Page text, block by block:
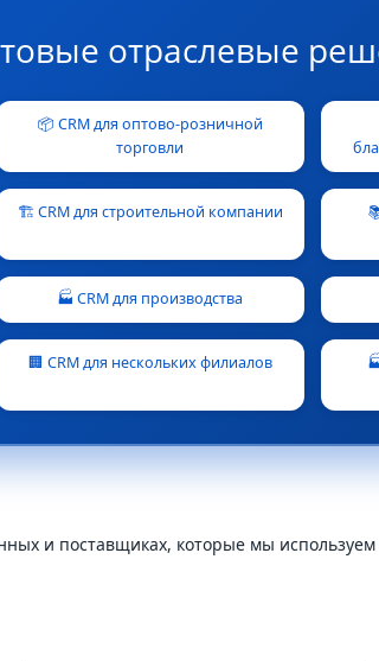
отраслевые
📦 CRM для оптово-розничной
торговли
🏗️ CRM для строительной компании
🏭 CRM для производства
🏢 CRM для нескольких филиалов
и поставщиках, которые мы